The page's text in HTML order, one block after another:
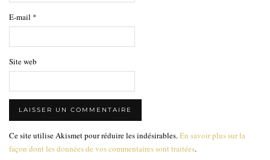
E-mail *
Site web
Ce site utilise Akismet pour réduire les indésirables. En savoir plus sur la
façon dont les données de vos commentaires sont traitées.